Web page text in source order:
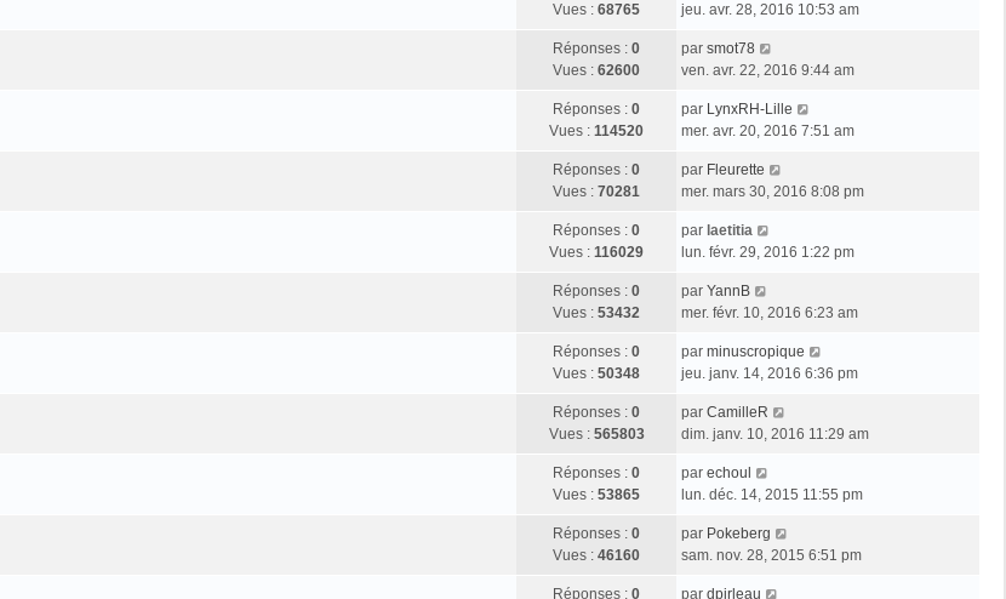
Vues : 68765
jeu. avr. 28, 2016 10:53 am
Réponses : 0
Vues : 62600
par smot78
ven. avr. 22, 2016 9:44 am
Réponses : 0
Vues : 114520
par LynxRH-Lille
mer. avr. 20, 2016 7:51 am
Réponses : 0
Vues : 70281
par Fleurette
mer. mars 30, 2016 8:08 pm
Réponses : 0
Vues : 116029
par laetitia
lun. févr. 29, 2016 1:22 pm
Réponses : 0
Vues : 53432
par YannB
mer. févr. 10, 2016 6:23 am
Réponses : 0
Vues : 50348
par minuscropique
jeu. janv. 14, 2016 6:36 pm
Réponses : 0
Vues : 565803
par CamilleR
dim. janv. 10, 2016 11:29 am
Réponses : 0
Vues : 53865
par echoul
lun. déc. 14, 2015 11:55 pm
Réponses : 0
Vues : 46160
par Pokeberg
sam. nov. 28, 2015 6:51 pm
Réponses : 0
par dpirleau